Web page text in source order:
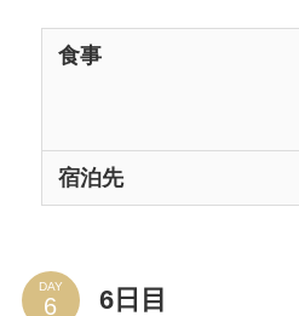
食事
宿泊先
DAY 6日目